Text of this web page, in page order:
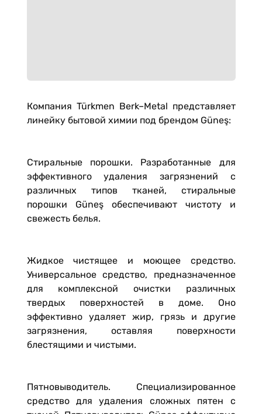
Компания Türkmen Berk–Metal представляет
линейку бытовой химии под брендом Güneş:
Стиральные порошки. Разработанные для
эффективного удаления загрязнений с
различных типов тканей, стиральные
порошки Güneş обеспечивают чистоту и
свежесть белья.
Жидкое чистящее и моющее средство.
Универсальное средство, предназначенное
для комплексной очистки различных
твердых поверхностей в доме. Оно
эффективно удаляет жир, грязь и другие
загрязнения, оставляя поверхности
блестящими и чистыми.
Пятновыводитель. Специализированное
средство для удаления сложных пятен с